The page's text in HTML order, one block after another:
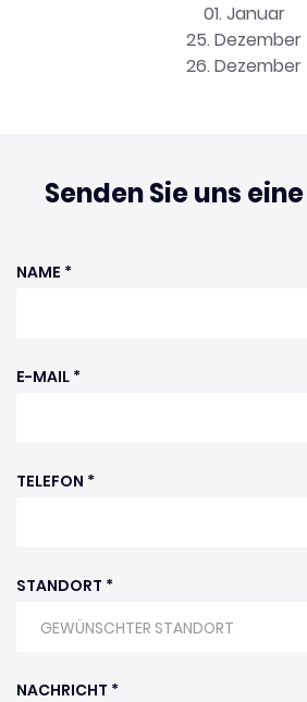
01. Januar
25. Dezember
26. Dezember
Senden Sie uns
NAME *
E-MAIL *
TELEFON *
STANDORT *
GEWÜNSCHTER STANDORT
NACHRICHT *